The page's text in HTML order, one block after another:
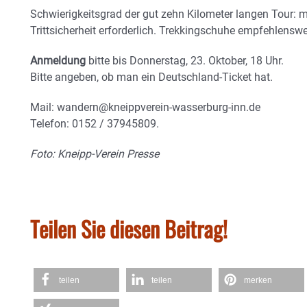
Schwierigkeitsgrad der gut zehn Kilometer langen Tour:
Trittsicherheit erforderlich. Trekkingschuhe
Anmeldung bitte bis Donnerstag, 23. Oktober, 18 Uhr.
Bitte angeben, ob man ein Deutschland-Ticket hat.
Mail: wandern@kneippverein-wasserburg-inn.de
Telefon: 0152 / 37945809.
Foto: Kneipp-Verein Presse
Teilen Sie diesen Beitrag!
teilen teilen merken